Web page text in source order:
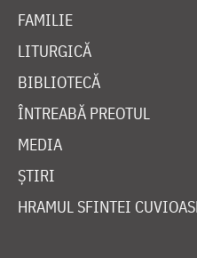
FAMILIE
LITURGICĂ
BIBLIOTECĂ
ÎNTREABĂ PREOTUL
MEDIA
ȘTIRI
HRAMUL SFINTEI